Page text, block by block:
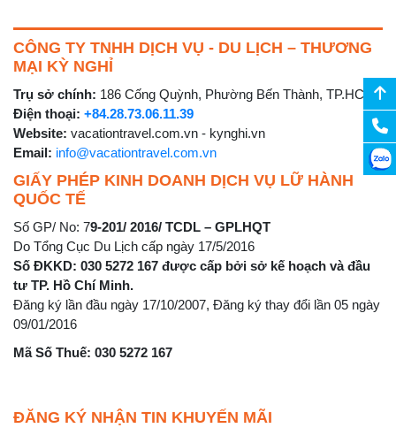
CÔNG TY TNHH DỊCH VỤ - DU LỊCH – THƯƠNG
MẠI KỲ NGHỈ
Trụ sở chính: 186 Cống Quỳnh, Phường Bến Thành, TP.HCM
Điện thoại: +84.28.73.06.11.39
Website: vacationtravel.com.vn - kynghi.vn
Email: info@vacationtravel.com.vn
GIẤY PHÉP KINH DOANH DỊCH VỤ LỮ HÀNH
QUỐC TẾ
Số GP/ No: 79-201/ 2016/ TCDL – GPLHQT
Do Tổng Cục Du Lịch cấp ngày 17/5/2016
Số ĐKKD: 030 5272 167 được cấp bởi sở kế hoạch và đầu
tư TP. Hồ Chí Minh.
Đăng ký lần đầu ngày 17/10/2007, Đăng ký thay đổi lần 05 ngày
09/01/2016
Mã Số Thuế: 030 5272 167
ĐĂNG KÝ NHẬN TIN KHUYẾN MÃI